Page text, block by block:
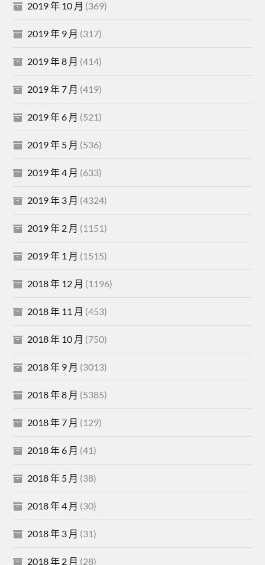
2019 年 10 月 (369)
2019 年 9 月 (317)
2019 年 8 月 (414)
2019 年 7 月 (419)
2019 年 6 月 (521)
2019 年 5 月 (536)
2019 年 4 月 (633)
2019 年 3 月 (4324)
2019 年 2 月 (1151)
2019 年 1 月 (1515)
2018 年 12 月 (1196)
2018 年 11 月 (453)
2018 年 10 月 (750)
2018 年 9 月 (3013)
2018 年 8 月 (5385)
2018 年 7 月 (129)
2018 年 6 月 (41)
2018 年 5 月 (38)
2018 年 4 月 (30)
2018 年 3 月 (31)
2018 年 2 月 (28)